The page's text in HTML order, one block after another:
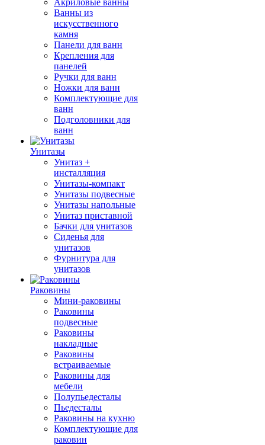
Акриловые ванны
Ванны из
искусственного
камня
Панели для ванн
Крепления для
панелей
Ручки для ванн
Ножки для ванн
Комплектующие для
ванн
Подголовники для
ванн
Унитазы
Унитаз +
инсталляция
Унитазы-компакт
Унитазы подвесные
Унитазы напольные
Унитаз приставной
Бачки для унитазов
Сиденья для
унитазов
Фурнитура для
унитазов
Раковины
Мини-раковины
Раковины
подвесные
Раковины
накладные
Раковины
встраиваемые
Раковины для
мебели
Полупьедесталы
Пьедесталы
Раковины на кухню
Комплектующие для
раковин